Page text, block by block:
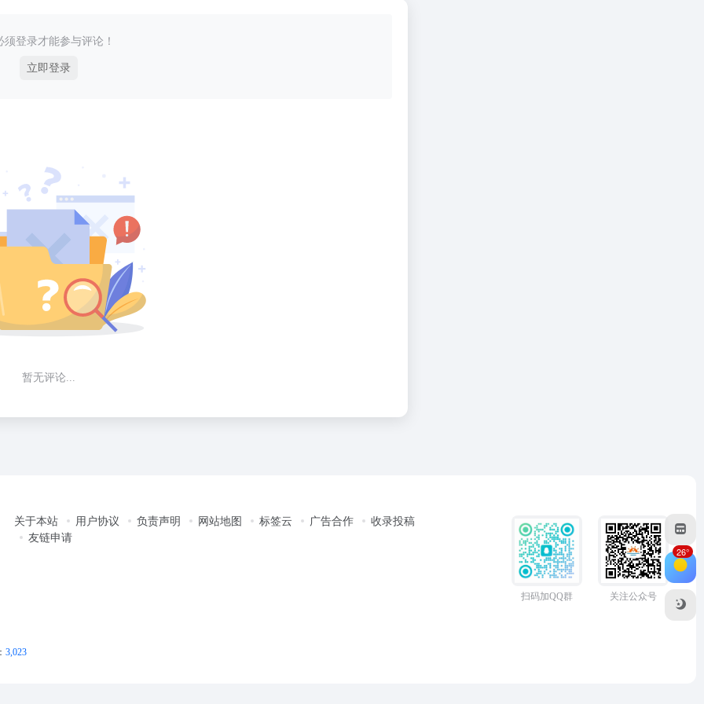
须登录才能参与评论！
立即登录
暂无评论...
关于本站 用户协议 负责声明 网站地图 标签云 广告合作
收录投稿
友链申请
扫码加QQ群 关注公众号
3,023
26°